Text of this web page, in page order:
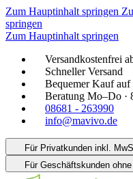
Zum Hauptinhalt springen
springen
Zum Hauptinhalt springen
Versandkostenfrei
Schneller Versand
Bequemer Kauf auf
Beratung Mo–Do ·
08681 - 263990
info@mavivo.de
Für Privatkunden inkl.
Für Geschäftskunden